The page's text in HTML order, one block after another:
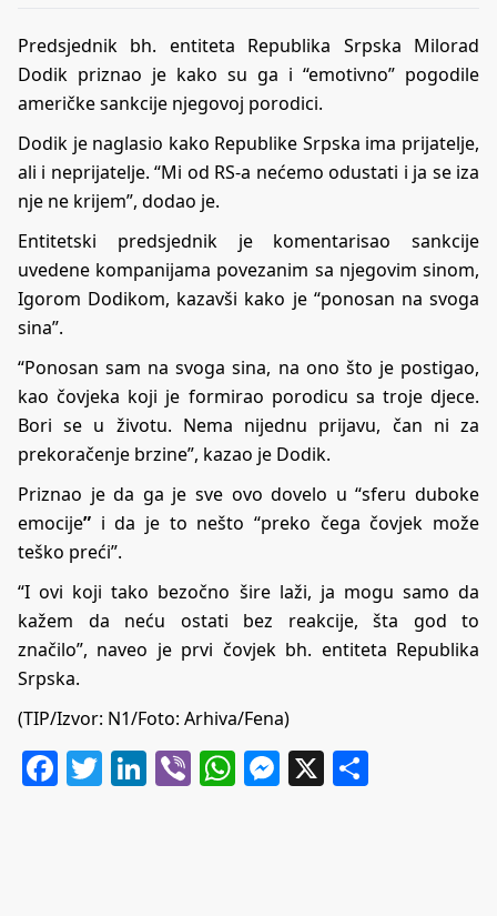
Predsjednik bh. entiteta Republika Srpska Milorad
Dodik priznao je kako su ga i “emotivno” pogodile
američke sankcije njegovoj porodici.
Dodik je naglasio kako Republike Srpska ima prijatelje,
ali i neprijatelje. “Mi od RS-a nećemo odustati i ja se iza
nje ne krijem”, dodao je.
Entitetski predsjednik je komentarisao sankcije
uvedene kompanijama povezanim sa njegovim sinom,
Igorom Dodikom, kazavši kako je “ponosan na svoga
sina”.
“Ponosan sam na svoga sina, na ono što je postigao,
kao čovjeka koji je formirao porodicu sa troje djece.
Bori se u životu. Nema nijednu prijavu, čan ni za
prekoračenje brzine”, kazao je Dodik.
Priznao je da ga je sve ovo dovelo u “sferu duboke
emocije” i da je to nešto “preko čega čovjek može
teško preći”.
“I ovi koji tako bezočno šire laži, ja mogu samo da
kažem da neću ostati bez reakcije, šta god to
značilo”, naveo je prvi čovjek bh. entiteta Republika
Srpska.
(TIP/Izvor: N1/Foto: Arhiva/Fena)
Facebook
Twitter
LinkedIn
ViberWhatsApp
Messenger
X